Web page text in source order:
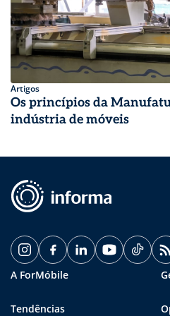
Artigos
Os princípios da
indústria de móveis
A ForMóbile
Tendências